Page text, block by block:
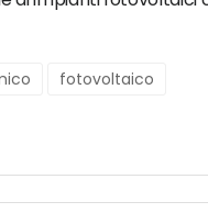
fotovoltaico